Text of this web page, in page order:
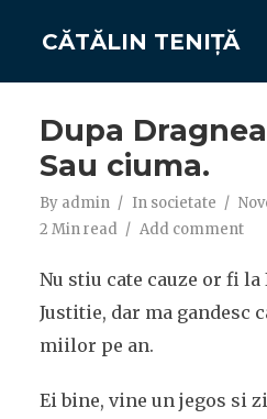
CĂTĂLIN TENIȚĂ
Dupa
Sau ciuma.
By admin In societate
2 Min read
Add comment
Nu stiu cate cauze or fi la
Justitie, dar ma gandesc
miilor pe an.
Ei bine, vine un jegos si